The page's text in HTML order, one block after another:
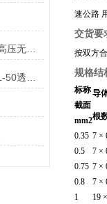
JWSY-3数字高压无线核相器 高压无线核相仪上海徐吉制造
速公路
交货要
按双方
规格结
标称
截面
mm2
导
根
0.35 7 ×
0.5
7 ×
0.75 7 ×
0.8
7 ×
1
19